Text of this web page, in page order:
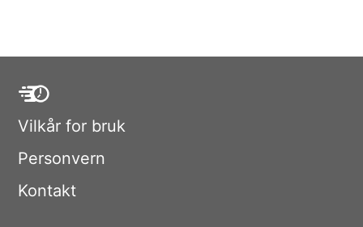
Vilkår for bruk
Personvern
Kontakt